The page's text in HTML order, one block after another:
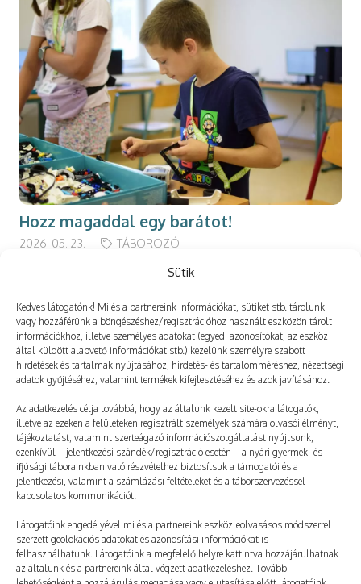
Sütik
Kedves látogatónk! Mi és a partnereink információkat, sütiket stb. tárolunk
vagy hozzáférünk a böngészéshez/regisztrációhoz használt eszközön tárolt
információkhoz, illetve személyes adatokat (egyedi azonosítókat, az eszköz
által küldött alapvető információkat stb.) kezelünk személyre szabott
hirdetések és tartalmak nyújtásához, hirdetés- és tartalomméréshez, nézettségi
adatok gyűjtéséhez, valamint termékek kifejlesztéséhez és azok javításához.
Az adatkezelés célja továbbá, hogy az általunk kezelt site-okra látogatók,
illetve az ezeken a felületeken regisztrált személyek számára olvasói élményt,
tájékoztatást, valamint szerteágazó információszolgáltatást nyújtsunk,
ezenkívül – jelentkezési szándék/regisztráció esetén – a nyári gyermek- és
ifjúsági táborainkban való részvételhez biztosítsuk a támogatói és a
jelentkezési, valamint a számlázási feltételeket és a táborszervezéssel
kapcsolatos kommunikációt.
Látogatóink engedélyével mi és a partnereink eszközleolvasásos módszerrel
szerzett geolokációs adatokat és azonosítási információkat is
felhasználhatunk. Látogatóink a megfelelő helyre kattintva hozzájárulhatnak
az általunk és a partnereink által végzett adatkezeléshez. További
Hozz magaddal egy barátot!
2026. 05. 23. TÁBOROZÓ
Még több